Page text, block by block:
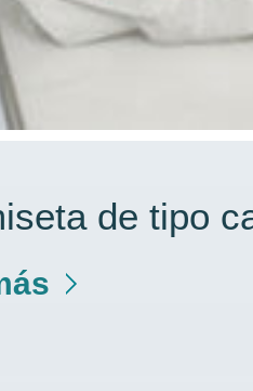
de tipo